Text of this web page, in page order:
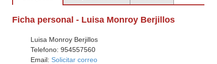
Ficha personal - Luisa Monroy Berjillos
Luisa Monroy Berjillos
Telefono: 954557560
Email: Solicitar correo